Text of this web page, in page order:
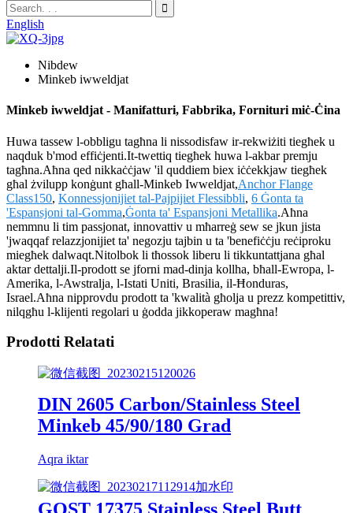
English
Nibdew
Minkeb iwweldjat
Minkeb iwweldjat - Manifatturi, Fabbrika, Fornituri miċ-Ċina
Huwa tassew l-obbligu tagħna li nissodisfaw ir-rekwiżiti tiegħek u
naqduk b'mod effiċjenti.It-twettiq tiegħek huwa l-akbar premju
tagħna.Aħna qed nikkaċċjaw 'il quddiem biex iċċekkjaw tiegħek
għal żvilupp konġunt għall-Minkeb Iwweldjat,Anchor Flange
Class150, Konnessjonijiet tal-Pajpijiet Flessibbli, 6 Ġonta ta
'Espansjoni tal-Gomma,Ġonta ta' Espansjoni Metallika.Aħna
nemmnu li tim passjonat, innovattiv u mħarreġ sew se jkun jista
'jwaqqaf relazzjonijiet ta' negozju tajbin u ta 'benefiċċju reċiproku
miegħek dalwaqt.Nitolbok li tħossok liberu li tikkuntattjana għal
aktar dettalji.Il-prodott se jforni mad-dinja kollha, bħall-Ewropa, l-
Amerika, l-Awstralja, l-Istati Uniti, Brasilia, il-Ħonduras,
Israel.Aħna nipprovdu prodott ta 'kwalità għolja u prezz kompetittiv,
nilqgħu l-klijenti regolari u ġodda jikkoperaw magħna!
Prodotti Relatati
DIN 2605 Carbon/Stainless Steel
Minkeb 45/90/180 Grad
Aqra iktar